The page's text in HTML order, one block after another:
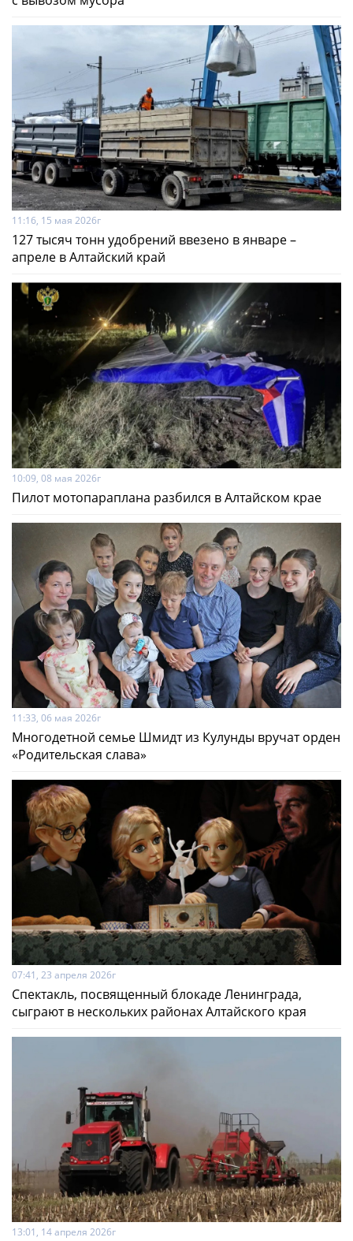
11:16, 15 мая 2026г
127 тысяч тонн удобрений ввезено в январе –
апреле в Алтайский край
10:09, 08 мая 2026г
Пилот мотопараплана разбился в Алтайском крае
11:33, 06 мая 2026г
Многодетной семье Шмидт из Кулунды вручат орден
«Родительская слава»
07:41, 23 апреля 2026г
Спектакль, посвященный блокаде Ленинграда,
сыграют в нескольких районах Алтайского края
13:01, 14 апреля 2026г